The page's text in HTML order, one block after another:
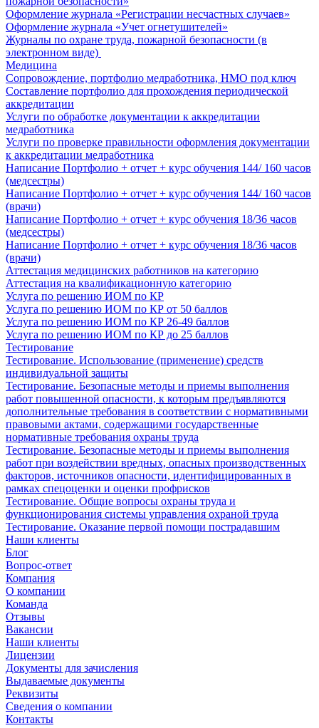
Оформление журнала «Регистрации несчастных случаев»
Оформление журнала «Учет огнетушителей»
Журналы по охране труда, пожарной безопасности (в
электронном виде)
Медицина
Сопровождение, портфолио медработника, НМО под ключ
Составление портфолио для прохождения периодической
аккредитации
Услуги по обработке документации к аккредитации
медработника
Услуги по проверке правильности оформления документации
к аккредитации медработника
Написание Портфолио + отчет + курс обучения 144/ 160 часов
(медсестры)
Написание Портфолио + отчет + курс обучения 144/ 160 часов
(врачи)
Написание Портфолио + отчет + курс обучения 18/36 часов
(медсестры)
Написание Портфолио + отчет + курс обучения 18/36 часов
(врачи)
Аттестация медицинских работников на категорию
Аттестация на квалификационную категорию
Услуга по решению ИОМ по КР
Услуга по решению ИОМ по КР от 50 баллов
Услуга по решению ИОМ по КР 26-49 баллов
Услуга по решению ИОМ по КР до 25 баллов
Тестирование
Тестирование. Использование (применение) средств
индивидуальной защиты
Тестирование. Безопасные методы и приемы выполнения
работ повышенной опасности, к которым предъявляются
дополнительные требования в соответствии с нормативными
правовыми актами, содержащими государственные
нормативные требования охраны труда
Тестирование. Безопасные методы и приемы выполнения
работ при воздействии вредных, опасных производственных
факторов, источников опасности, идентифицированных в
рамках спецоценки и оценки профрисков
Тестирование. Общие вопросы охраны труда и
функционирования системы управления охраной труда
Тестирование. Оказание первой помощи пострадавшим
Наши клиенты
Блог
Вопрос-ответ
Компания
О компании
Команда
Отзывы
Вакансии
Наши клиенты
Лицензии
Документы для зачисления
Выдаваемые документы
Реквизиты
Сведения о компании
Контакты